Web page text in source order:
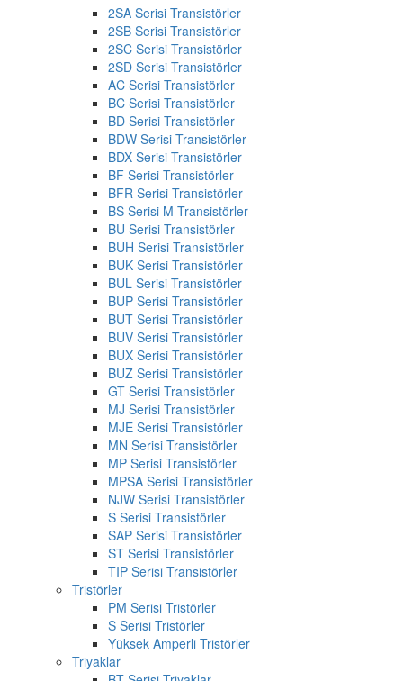
2SA Serisi Transistörler
2SB Serisi Transistörler
2SC Serisi Transistörler
2SD Serisi Transistörler
AC Serisi Transistörler
BC Serisi Transistörler
BD Serisi Transistörler
BDW Serisi Transistörler
BDX Serisi Transistörler
BF Serisi Transistörler
BFR Serisi Transistörler
BS Serisi M-Transistörler
BU Serisi Transistörler
BUH Serisi Transistörler
BUK Serisi Transistörler
BUL Serisi Transistörler
BUP Serisi Transistörler
BUT Serisi Transistörler
BUV Serisi Transistörler
BUX Serisi Transistörler
BUZ Serisi Transistörler
GT Serisi Transistörler
MJ Serisi Transistörler
MJE Serisi Transistörler
MN Serisi Transistörler
MP Serisi Transistörler
MPSA Serisi Transistörler
NJW Serisi Transistörler
S Serisi Transistörler
SAP Serisi Transistörler
ST Serisi Transistörler
TIP Serisi Transistörler
Tristörler
PM Serisi Tristörler
S Serisi Tristörler
Yüksek Amperli Tristörler
Triyaklar